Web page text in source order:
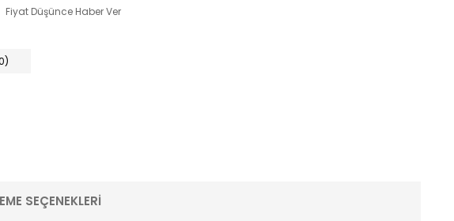
Fiyat Düşünce Haber Ver
SEÇENEKLERI